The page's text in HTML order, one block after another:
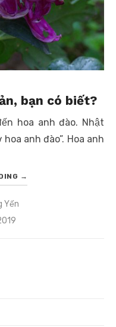
bạn có biết?
hoa anh đào. Nhật
anh đào”. Hoa anh
→
Yến